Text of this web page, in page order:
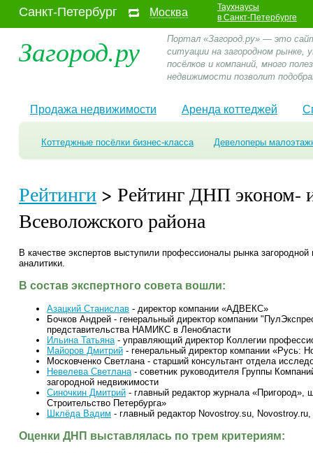
Санкт-Петербург Москва
Таухнаусы
в Санкт-Петербурге
Загород.ру
Портал «Загород.ру» — это
ситуации на загородном
посёлков и компаний, много
недвижимости позволит
Продажа недвижимости Аренда коттеджей
Коттеджные посёлки бизнес-класса Девелоперы
Рейтинги > Рейтинг ДНП эконом-
Всеволожского района
В качестве экспертов выступили профессионалы рынка
аналитики.
В состав экспертного совета вошли:
Азацкий Станислав - директор компании «АДВЕКС»
Бочков Андрей - генеральный директор компании
представительства НАМИКС в Ленобласти
Ильина Татьяна- управляющий директор Коллегии
Майоров Дмитрий - генеральный директор компании «Русь:
Московченко Светлана - старший консультант отдела
Невелева Светлана- советник руководителя Группы
загородной недвижимости
Синочкин Дмитрий - главный редактор журнала «Пригород»,
Строительство Петербурга»
Шклёда Вадим - главный редактор Novostroy.su,
Оценки ДНП выставлялась по трем критериям: